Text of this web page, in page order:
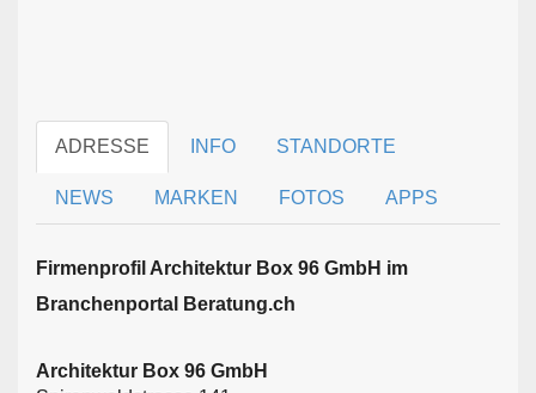
ADRESSE INFO STANDORTE
NEWS MARKEN FOTOS APPS
Firmen­profil Architektur Box 96 GmbH im
Branchen­portal Beratung.ch
Architektur Box 96 GmbH